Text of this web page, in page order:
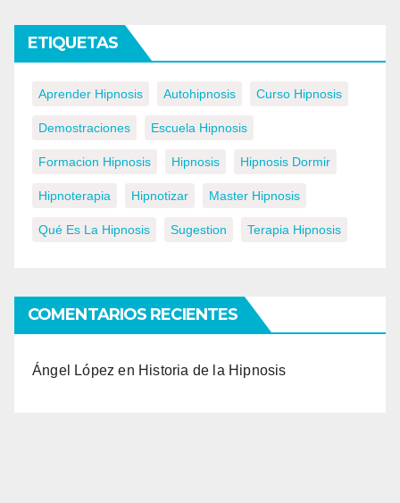
ETIQUETAS
Aprender Hipnosis Autohipnosis Curso Hipnosis
Demostraciones Escuela Hipnosis
Formacion Hipnosis Hipnosis Hipnosis Dormir
Hipnoterapia Hipnotizar Master Hipnosis
Qué Es La Hipnosis Sugestion Terapia Hipnosis
COMENTARIOS RECIENTES
Ángel López en Historia de la Hipnosis